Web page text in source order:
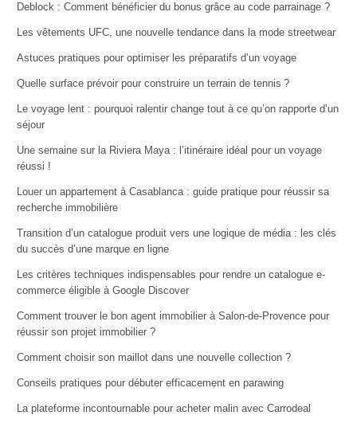
Deblock : Comment bénéficier du bonus grâce au code parrainage ?
Les vêtements UFC, une nouvelle tendance dans la mode streetwear
Astuces pratiques pour optimiser les préparatifs d’un voyage
Quelle surface prévoir pour construire un terrain de tennis ?
Le voyage lent : pourquoi ralentir change tout à ce qu’on rapporte d’un
séjour
Une semaine sur la Riviera Maya : l’itinéraire idéal pour un voyage
réussi !
Louer un appartement à Casablanca : guide pratique pour réussir sa
recherche immobilière
Transition d’un catalogue produit vers une logique de média : les clés
du succès d’une marque en ligne
Les critères techniques indispensables pour rendre un catalogue e-
commerce éligible à Google Discover
Comment trouver le bon agent immobilier à Salon-de-Provence pour
réussir son projet immobilier ?
Comment choisir son maillot dans une nouvelle collection ?
Conseils pratiques pour débuter efficacement en parawing
La plateforme incontournable pour acheter malin avec Carrodeal